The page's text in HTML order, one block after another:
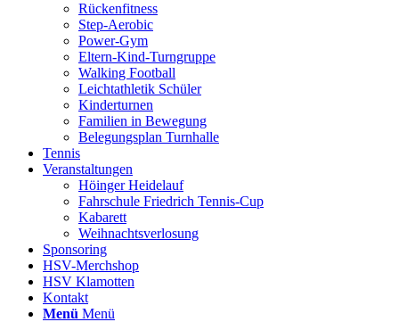
Rückenfitness
Step-Aerobic
Power-Gym
Eltern-Kind-Turngruppe
Walking Football
Leichtathletik Schüler
Kinderturnen
Familien in Bewegung
Belegungsplan Turnhalle
Tennis
Veranstaltungen
Höinger Heidelauf
Fahrschule Friedrich Tennis-Cup
Kabarett
Weihnachtsverlosung
Sponsoring
HSV-Merchshop
HSV Klamotten
Kontakt
Menü Menü